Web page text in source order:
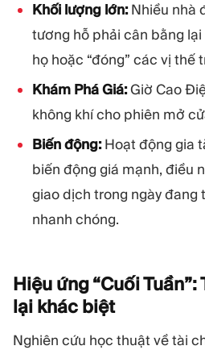
Khối lượng lớn:Nhiều nhà
tương hỗ phải cân bằng
họ hoặc “đóng” các vị thế
Khám Phá Giá:Giờ Cao
không khí cho phiên mở
Biến động:Hoạt động gia
biến động giá mạnh, điều
giao dịch trong ngày đang
nhanh chóng.
Hiệu ứng “Cuối
lại khác biệt
Nghiên cứu học thuật về tài